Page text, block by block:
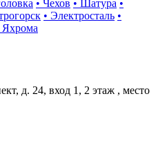
• Чехов • Шатура •
• Электросталь •
Яхрома
д. 24, вход 1, 2 этаж , место